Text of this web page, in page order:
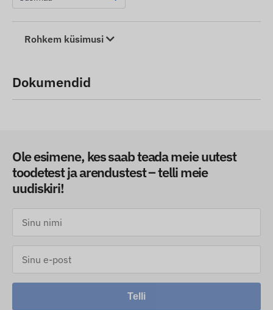
Rohkem küsimusi
Dokumendid
Ole esimene, kes saab teada meie uutest
toodetest ja arendustest – telli meie
uudiskiri!
Telli